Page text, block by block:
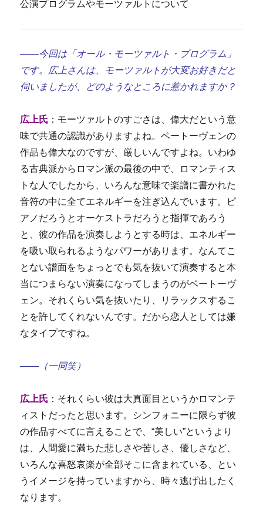
公演プログラムやモーツァルトについて
――今回は「オール・モーツァルト・プログラム」
です。広上さんは、モーツァルトが大変お好きだと
伺いましたが、どのようなところに惹かれますか？
広上氏 ：モーツァルトのすごさは、偉大だという意
味で共通の認識がありますよね。ベートーヴェンの
作品も偉大なのですが、厳しいんですよね。いわゆ
る古典派からロマン派の最後の中で、ロマンティス
トな人でしたから、いろんな意味で楽譜に書かれた
音符の中に全てエネルギーを注ぎ込んでいます。ピ
アノだろうとオーケストラだろうと指揮であろう
と、彼の作品を演奏しようとする時は、エネルギー
を吸い取られるようなパワーがあります。なんてこ
とない譜面をちょっとでも気を抜いて演奏すると本
当につまらない演奏になってしまうのがベートーヴ
ェン。それくらい気を抜いたり、リラックスするこ
とを許してくれないんです。だから恋人としては嫌
なタイプですね。
――（一同笑）
広上氏 ：それくらい彼は大真面目というかロマンテ
ィストだったと思います。シンフォニーに限らず彼
の作品すべてに言えることで、“美しい”というより
は、人間愛に満ちた悲しさや苦しさ、優しさなど、
いろんな喜怒哀楽が全部そこに含まれている、とい
うイメージを持っていますから、時々逃げ出したく
なります。